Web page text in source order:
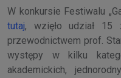
W konkursie Festiwalu
tutaj, wzięło udział 15
przewodnictwem prof.
występy w kilku
akademickich,